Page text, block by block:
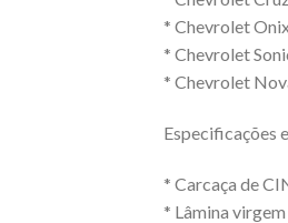
* Chevrolet
* Chevrolet
* Chevrolet
Especificações
* Carcaça de
* Lâmina